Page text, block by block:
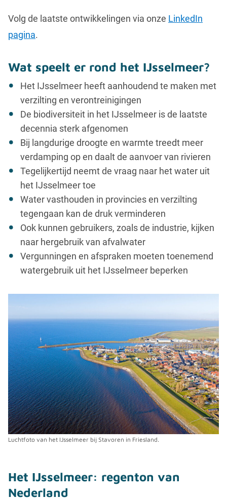
Volg de laatste ontwikkelingen via onze LinkedIn
pagina.
Wat speelt er rond het IJsselmeer?
Het IJsselmeer heeft aanhoudend te maken met
verzilting en verontreinigingen
De biodiversiteit in het IJsselmeer is de laatste
decennia sterk afgenomen
Bij langdurige droogte en warmte treedt meer
verdamping op en daalt de aanvoer van rivieren
Tegelijkertijd neemt de vraag naar het water uit
het IJsselmeer toe
Water vasthouden in provincies en verzilting
tegengaan kan de druk verminderen
Ook kunnen gebruikers, zoals de industrie, kijken
naar hergebruik van afvalwater
Vergunningen en afspraken moeten toenemend
watergebruik uit het IJsselmeer beperken
Luchtfoto van het IJsselmeer bij Stavoren in Friesland.
Het IJsselmeer: regenton van
Nederland